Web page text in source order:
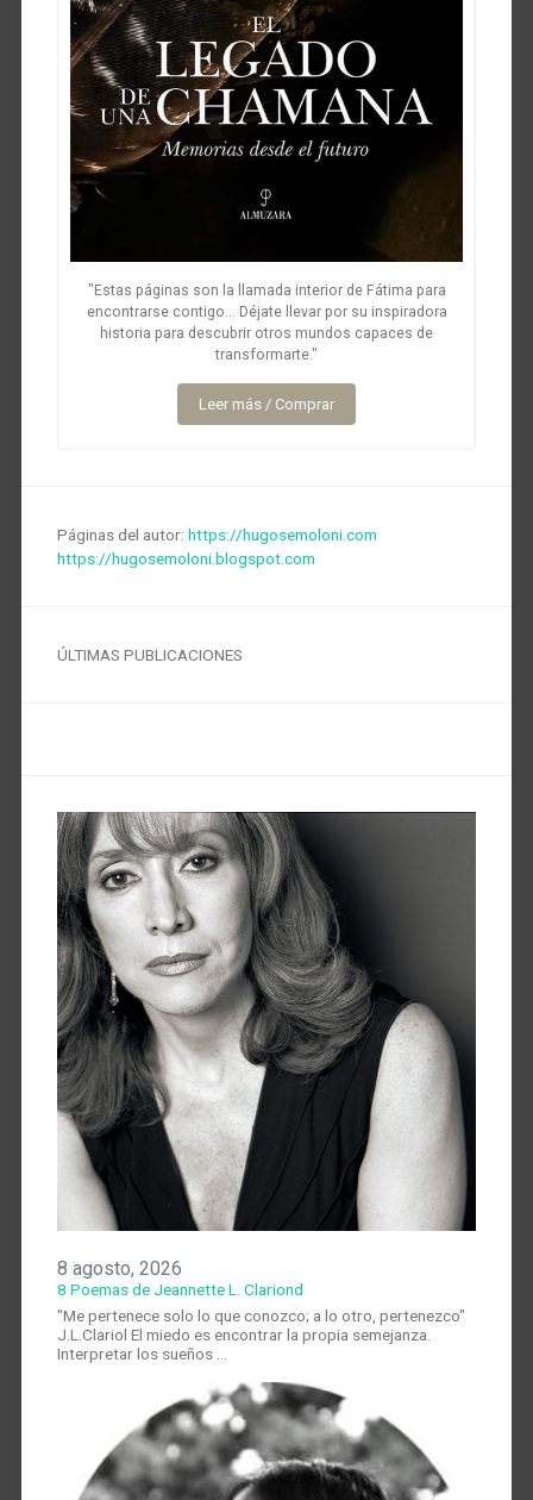
"Estas páginas son la llamada interior de Fátima para
encontrarse contigo... Déjate llevar por su inspiradora
historia para descubrir otros mundos capaces de
transformarte."
Leer más / Comprar
Páginas del autor: https://hugosemoloni.com
https://hugosemoloni.blogspot.com
ÚLTIMAS PUBLICACIONES
8 agosto, 2026
8 Poemas de Jeannette L. Clariond
"Me pertenece solo lo que conozco; a lo otro, pertenezco"
J.L.Clariol El miedo es encontrar la propia semejanza.
Interpretar los sueños …